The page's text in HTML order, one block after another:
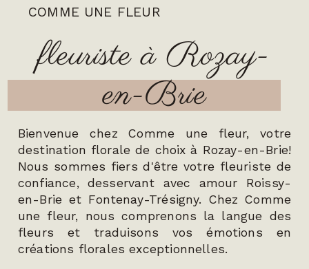
COMME UNE FLEUR
fleuriste à Rozay-
en-Brie
Bienvenue chez Comme une fleur, votre
destination florale de choix à Rozay-en-Brie!
Nous sommes fiers d'être votre fleuriste de
confiance, desservant avec amour Roissy-
en-Brie et Fontenay-Trésigny. Chez Comme
une fleur, nous comprenons la langue des
fleurs et traduisons vos émotions en
créations florales exceptionnelles.